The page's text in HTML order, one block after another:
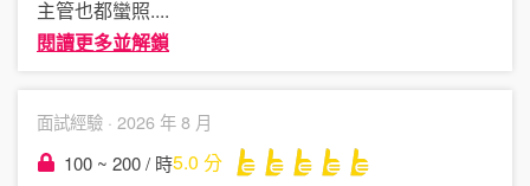
主管也都蠻照....
閱讀更多並解鎖
面試經驗 · 2026 年 8 月
100 ~ 200 / 時5.0 分